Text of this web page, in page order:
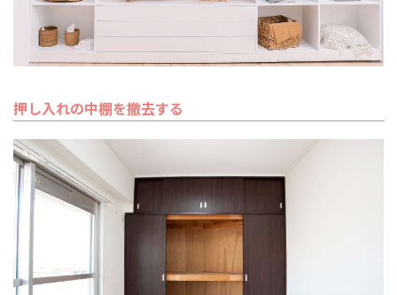
押し入れの中棚を撤去する